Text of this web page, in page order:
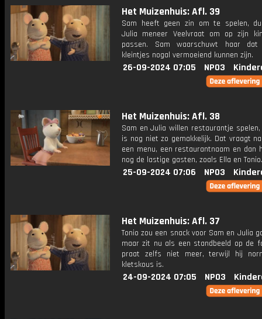
Het Muizenhuis: Afl. 39
Sam heeft geen zin om te spelen,
Julia meneer Veelvraat om op zijn
passen. Sam waarschuwt haar
kleintjes nogal vermoeiend kunnen zijn.
26-09-2024 07:05 NPO3
Het Muizenhuis: Afl. 38
Sam en Julia willen restaurantje
is nog niet zo gemakkelijk. Dat vraagt
een menu, een restaurantnaam en dan
nog de lastige gasten, zoals Ella en Tonio.
25-09-2024 07:06 NPO3
Het Muizenhuis: Afl. 37
Tonio zou een snack voor Sam en Julia
maar zit nu als een standbeeld op de
praat zelfs niet meer, terwijl hij
kletskous is.
24-09-2024 07:05 NPO3